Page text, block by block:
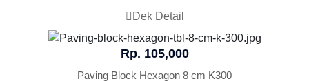
Dek Detail
Rp. 105,000
Paving Block Hexagon 8 cm K300